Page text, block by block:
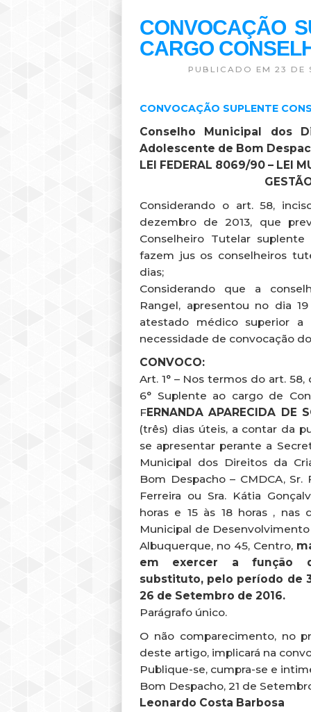
CONVOCAÇÃO
CARGO
PUBLICADO EM 23 DE
CONVOCAÇÃO SUPLENTE
Conselho Municipal dos
Adolescente de Bom
LEI FEDERAL 8069/90 – LEI
GESTÃO:
Considerando o art. 58,
dezembro de 2013, que
Conselheiro Tutelar
fazem jus os conselheiros
dias;
Considerando que a
Rangel, apresentou no dia
atestado médico superior
necessidade de convocação
CONVOCO:
Art. 1° – Nos termos do art.
6° Suplente ao cargo de
FERNANDA APARECIDA DE
(três) dias úteis, a contar da
se apresentar perante a
Municipal dos Direitos da
Bom Despacho – CMDCA,
Ferreira ou Sra. Kátia
horas e 15 às 18 horas , nas
Municipal de
Albuquerque, no 45, Centro,
em exercer a função
substituto, pelo período de
26 de Setembro de 2016.
Parágrafo único.
O não comparecimento, no
deste artigo, implicará na
Publique-se, cumpra-se e
Bom Despacho, 21 de
Leonardo Costa Barbosa